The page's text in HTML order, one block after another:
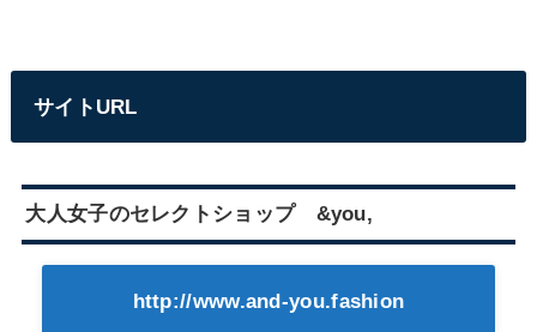
サイトURL
大人女子のセレクトショップ &you,
http://www.and-you.fashion